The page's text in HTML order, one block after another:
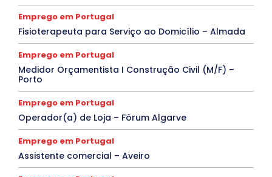
Emprego em Portugal
Fisioterapeuta para Serviço ao Domicílio – Almada
Emprego em Portugal
Medidor Orçamentista I Construção Civil (M/F) –
Porto
Emprego em Portugal
Operador(a) de Loja – Fórum Algarve
Emprego em Portugal
Assistente comercial – Aveiro